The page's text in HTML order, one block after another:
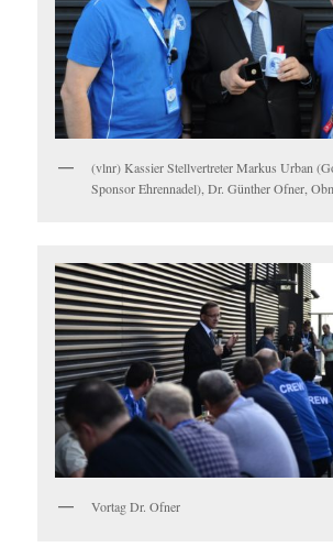
(vlnr) Kassier Stellvertreter Markus Urban
Sponsor Ehrennadel), Dr. Günther Ofner,
Vortag Dr. Ofner